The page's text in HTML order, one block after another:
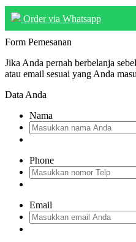
Order via Whatsapp
Form Pemesanan
Jika Anda pernah berbelanja
atau email sesuai yang Anda
Data Anda
Nama
Phone
Email